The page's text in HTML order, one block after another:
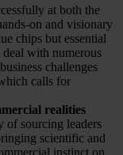
at both the
on and visionary
chips but essential
deal with numerous
challenges
calls for
realities
of sourcing leaders
scientific and
instinct on